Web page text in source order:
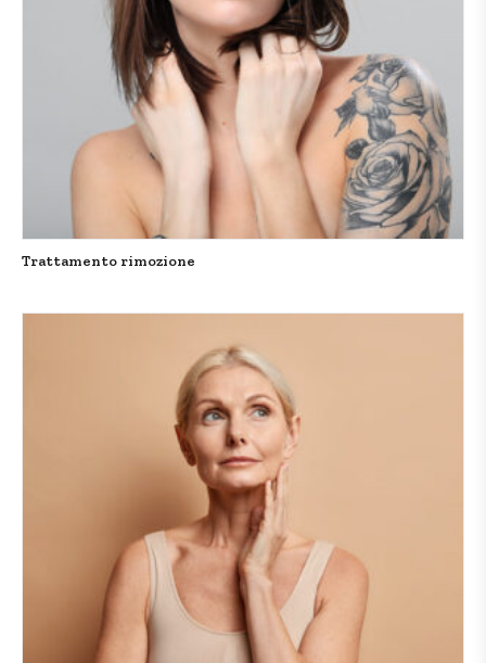
Trattamento rimozione